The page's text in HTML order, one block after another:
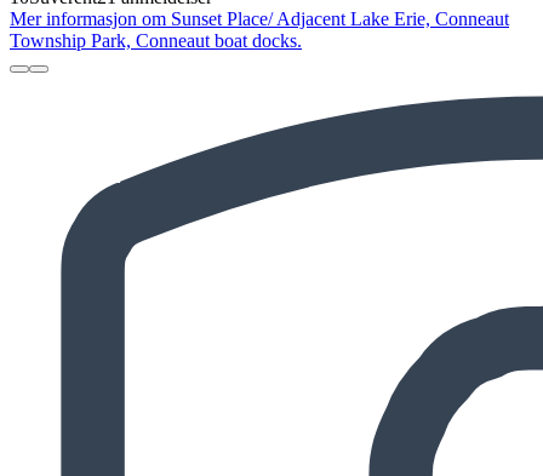
Mer informasjon om Sunset Place/ Adjacent Lake Erie, Conneaut
Township Park, Conneaut boat docks.